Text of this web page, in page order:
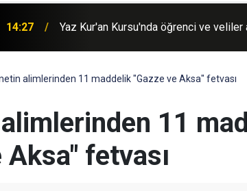
14:27 Yaz Kur'an Kursu'nda öğrenci ve veliler
alimlerinden 11 maddelik "Gazze ve Aksa" fetvası
11
Aksa" fetvası